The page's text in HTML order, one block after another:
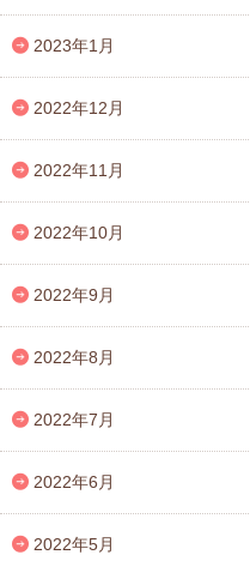
2023年1月
2022年12月
2022年11月
2022年10月
2022年9月
2022年8月
2022年7月
2022年6月
2022年5月